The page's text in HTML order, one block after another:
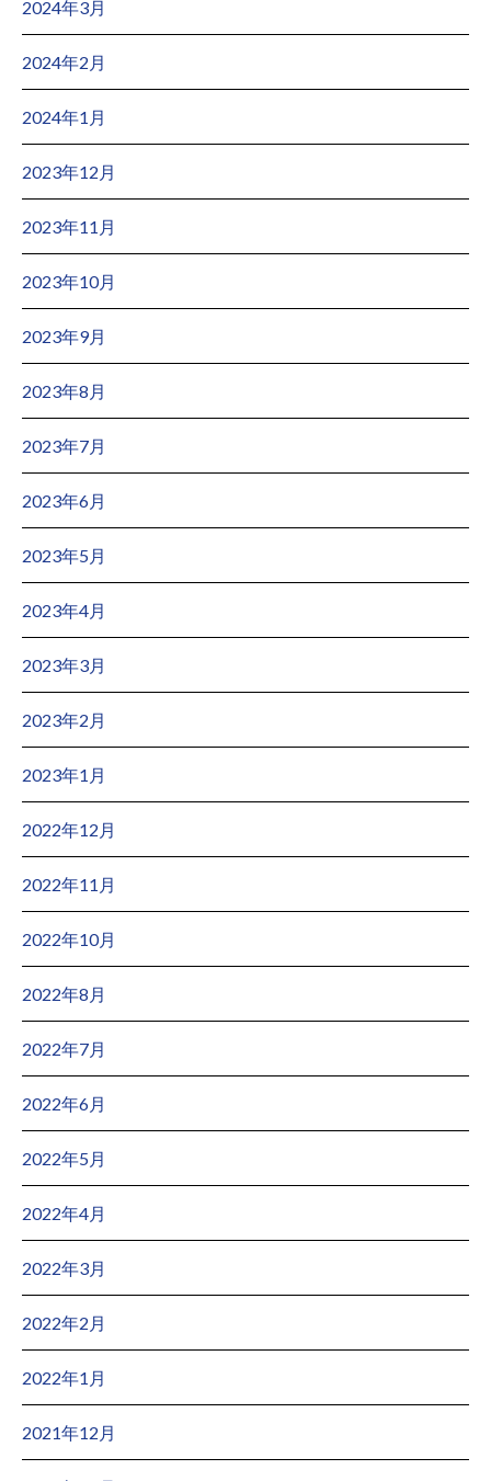
2024年3月
2024年2月
2024年1月
2023年12月
2023年11月
2023年10月
2023年9月
2023年8月
2023年7月
2023年6月
2023年5月
2023年4月
2023年3月
2023年2月
2023年1月
2022年12月
2022年11月
2022年10月
2022年8月
2022年7月
2022年6月
2022年5月
2022年4月
2022年3月
2022年2月
2022年1月
2021年12月